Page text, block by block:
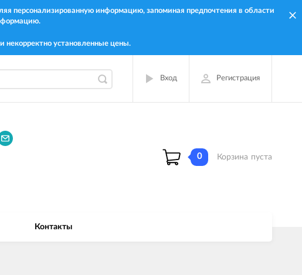
персонализированную информацию, запоминая предпочтения в области
установленные цены.
Вход Регистрация
0 Корзина пуста
Контакты